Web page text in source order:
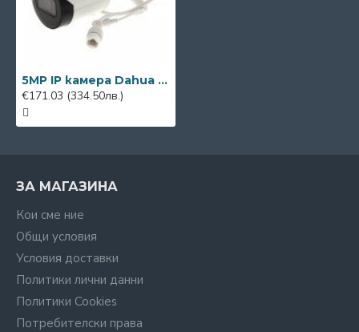
5MP IP камера Dahua IPC-HFW2531S-S-0280B-S2, 2.8mm, IR 30m
€171.03 (334.50лв.)
ЗА МАГАЗИНА
Кои сме ние
Общи условия
Условия доставки
Политики лични данни
Политики Cookies
Потребителски права